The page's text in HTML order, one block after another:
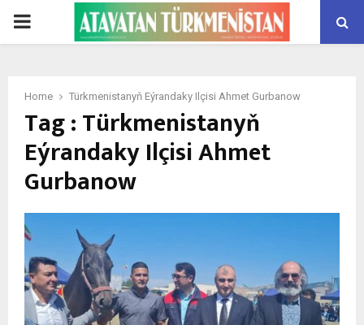
PRIMARY
Home Türkmenistanyň Eýrandaky Ilçisi Ahmet Gurbanow
Tag : Türkmenistanyň
Eýrandaky Ilçisi Ahmet
Gurbanow